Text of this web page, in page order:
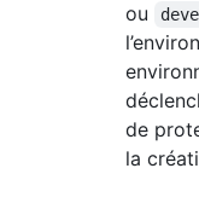
ou
de
la